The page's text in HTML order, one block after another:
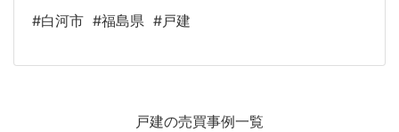
#白河市 #福島県 #戸建
戸建の売買事例一覧